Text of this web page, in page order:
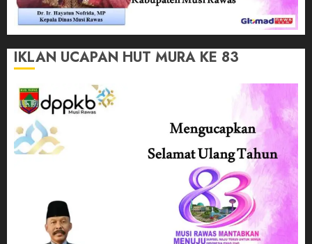
IKLAN UCAPAN HUT MURA KE 83